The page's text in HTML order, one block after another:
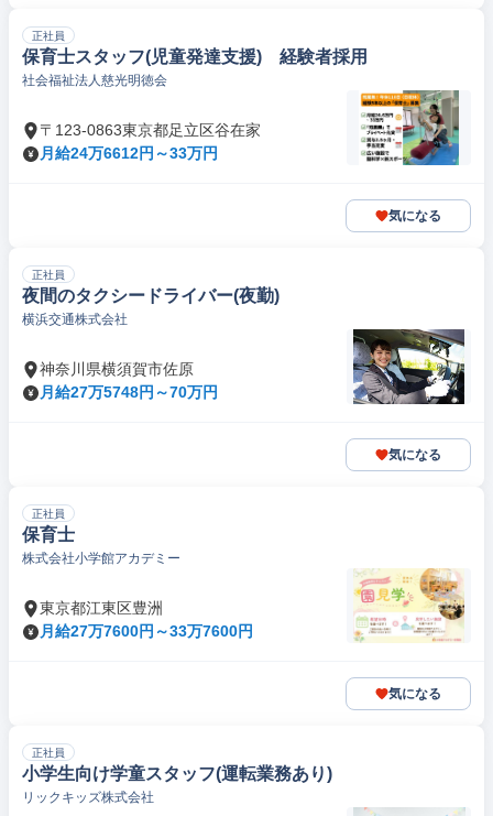
正社員
保育士スタッフ(児童発達支援) 経験者採用
社会福祉法人慈光明徳会
〒123-0863東京都足立区谷在家
月給24万6612円～33万円
気になる
正社員
夜間のタクシードライバー(夜勤)
横浜交通株式会社
神奈川県横須賀市佐原
月給27万5748円～70万円
気になる
正社員
保育士
株式会社小学館アカデミー
東京都江東区豊洲
月給27万7600円～33万7600円
気になる
正社員
小学生向け学童スタッフ(運転業務あり)
リックキッズ株式会社